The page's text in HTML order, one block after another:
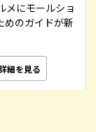
メにモールショ
めのガイドが新
細を見る